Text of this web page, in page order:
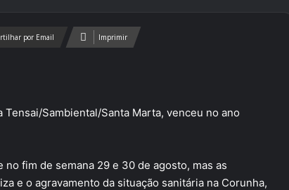
por Email Imprimir
Sambiental/Santa Marta, venceu no ano
fim de semana 29 e 30 de agosto, mas as
e o agravamento da situação sanitária na Corunha,